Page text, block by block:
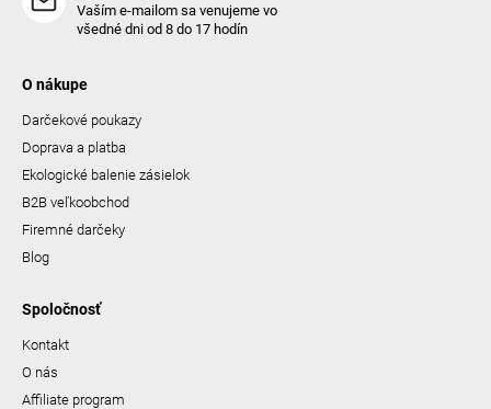
Vaším e-mailom sa venujeme vo
všedné dni od 8 do 17 hodín
O nákupe
Darčekové poukazy
Doprava a platba
Ekologické balenie zásielok
B2B veľkoobchod
Firemné darčeky
Blog
Spoločnosť
Kontakt
O nás
Affiliate program